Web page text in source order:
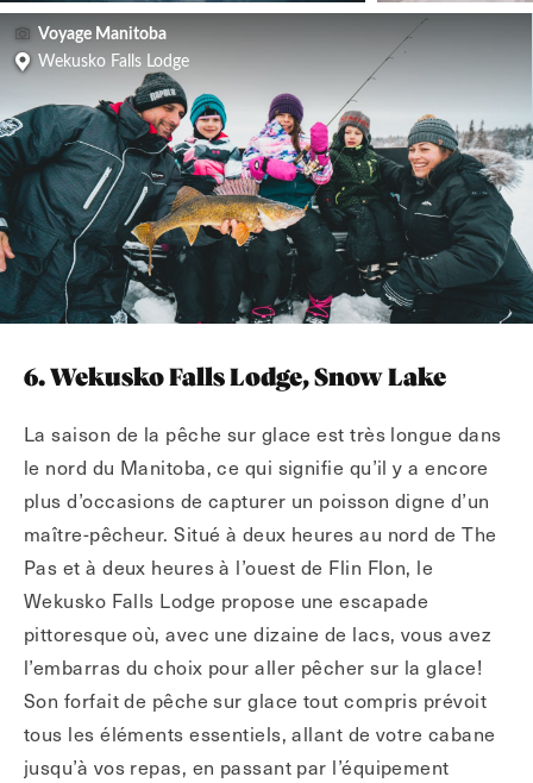
Voyage Manitoba
Wekusko Falls Lodge
6. Wekusko Falls Lodge, Snow Lake
La saison de la pêche sur glace est très longue dans
le nord du Manitoba, ce qui signifie qu’il y a encore
plus d’occasions de capturer un poisson digne d’un
maître-pêcheur. Situé à deux heures au nord de The
Pas et à deux heures à l’ouest de Flin Flon, le
Wekusko Falls Lodge propose une escapade
pittoresque où, avec une dizaine de lacs, vous avez
l’embarras du choix pour aller pêcher sur la glace!
Son forfait de pêche sur glace tout compris prévoit
tous les éléments essentiels, allant de votre cabane
jusqu’à vos repas, en passant par l’équipement